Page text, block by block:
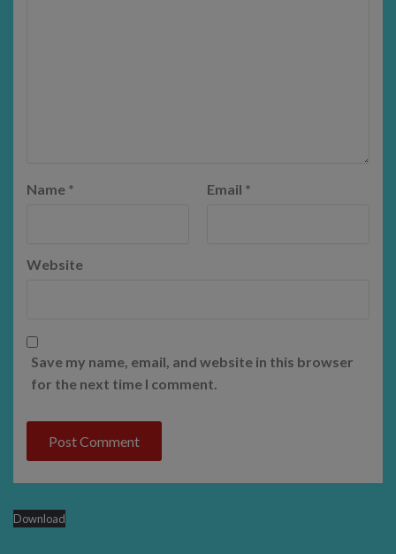
Name * Email *
Website
Save my name, email, and website in this browser
for the next time I comment.
Download